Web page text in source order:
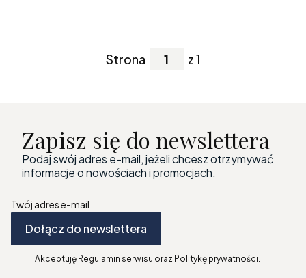
Strona z 1
Zapisz się do newslettera
Podaj swój adres e-mail, jeżeli chcesz otrzymywać
informacje o nowościach i promocjach.
Twój adres e-mail
Dołącz do newslettera
Akceptuję Regulamin serwisu oraz Politykę prywatności.